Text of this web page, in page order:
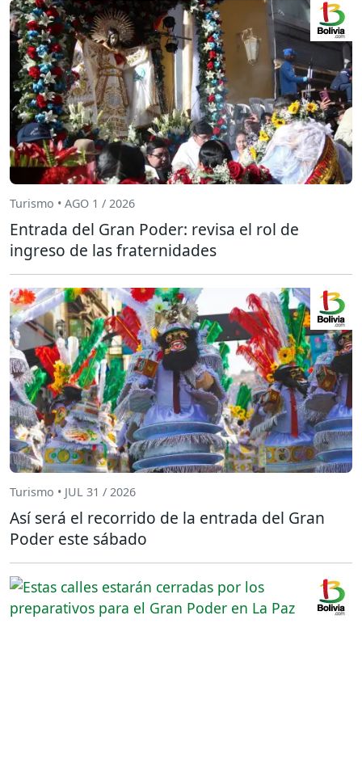
Turismo • AGO 1 / 2026
Entrada del Gran Poder: revisa el rol de
ingreso de las fraternidades
Turismo • JUL 31 / 2026
Así será el recorrido de la entrada del Gran
Poder este sábado